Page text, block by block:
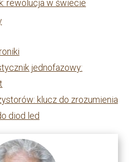
rewolucja w świecie
jednofazowy:
klucz do zrozumienia
diod led